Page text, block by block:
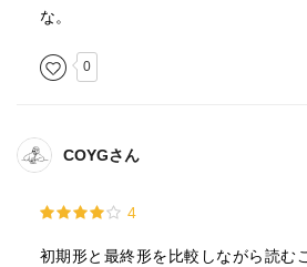
な。
0
COYGさん
4
初期形と最終形を比較しながら読む